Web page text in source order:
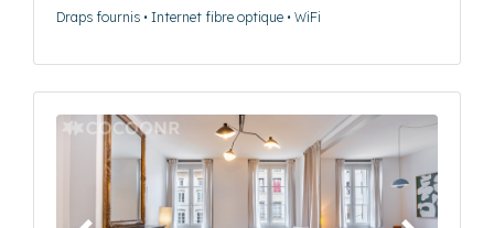
Draps fournis • Internet fibre optique • WiFi